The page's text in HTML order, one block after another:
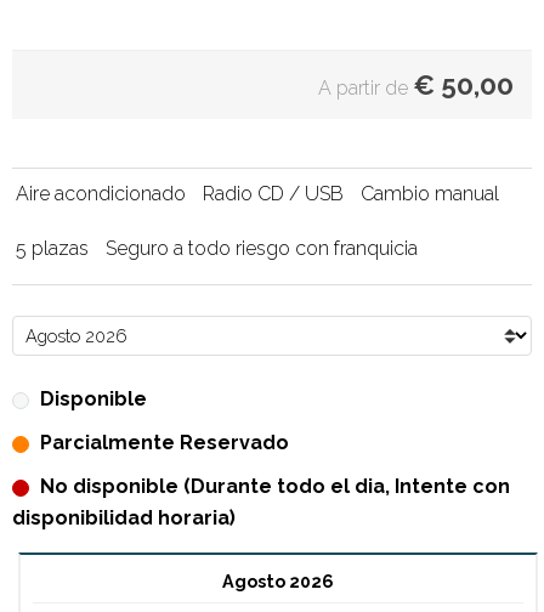
A partir de € 50,00
Aire acondicionado Radio CD / USB Cambio manual
5 plazas Seguro a todo riesgo con franquicia
Disponible
Parcialmente Reservado
No disponible (Durante todo el dia, Intente con
disponibilidad horaria)
Agosto 2026